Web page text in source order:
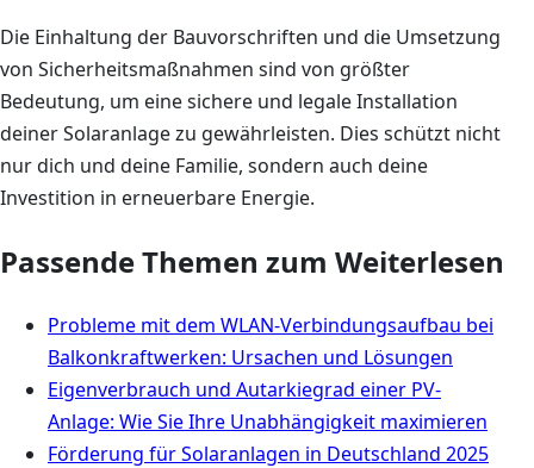
Die Einhaltung der Bauvorschriften und die Umsetzung
von Sicherheitsmaßnahmen sind von größter
Bedeutung, um eine sichere und legale Installation
deiner Solaranlage zu gewährleisten. Dies schützt nicht
nur dich und deine Familie, sondern auch deine
Investition in erneuerbare Energie.
Passende Themen zum Weiterlesen
Probleme mit dem WLAN-Verbindungsaufbau bei
Balkonkraftwerken: Ursachen und Lösungen
Eigenverbrauch und Autarkiegrad einer PV-
Anlage: Wie Sie Ihre Unabhängigkeit maximieren
Förderung für Solaranlagen in Deutschland 2025